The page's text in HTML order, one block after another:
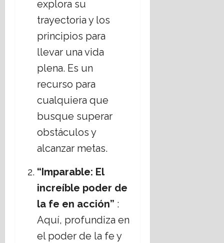
explora su
trayectoria y los
principios para
llevar una vida
plena. Es un
recurso para
cualquiera que
busque superar
obstáculos y
alcanzar metas.
“Imparable: El
increíble poder de
la fe en acción” :
Aquí, profundiza en
el poder de la fe y